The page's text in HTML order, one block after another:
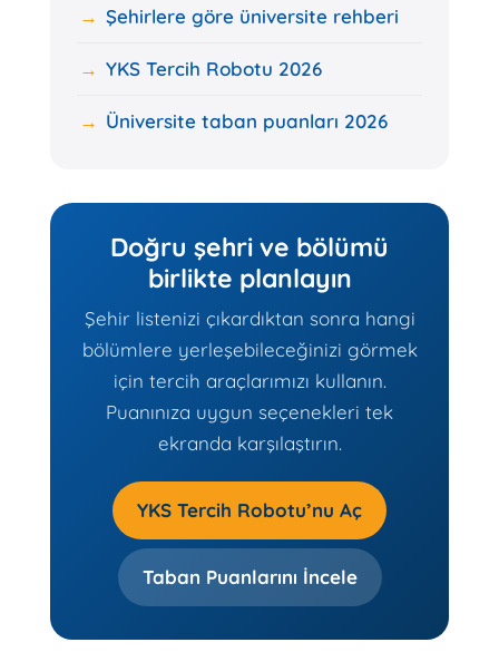
Şehirlere göre üniversite rehberi
YKS Tercih Robotu 2026
Üniversite taban puanları 2026
Doğru şehri ve bölümü
birlikte planlayın
Şehir listenizi çıkardıktan sonra hangi
bölümlere yerleşebileceğinizi görmek
için tercih araçlarımızı kullanın.
Puanınıza uygun seçenekleri tek
ekranda karşılaştırın.
YKS Tercih Robotu’nu Aç
Taban Puanlarını İncele